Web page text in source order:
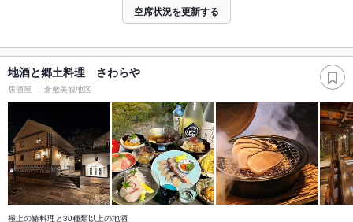
空席状況を更新する
地酒と郷土料理 さわらや
居酒屋 倉敷美観地区
極上の鰆料理と30種類以上の地酒